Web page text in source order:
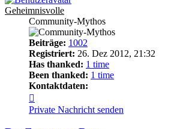
Geheimnisvolle
Community-Mythos
Beiträge: 1002
Registriert: 26. Dez 2012, 21:32
Has thanked: 1 time
Been thanked: 1 time
Kontaktdaten:
von
Geheimnisvolle
Private Nachricht senden